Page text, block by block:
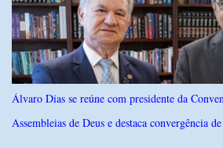
testemunhas, os suspeitos utilizavam
uniformes de empresa, o que pode ter
suspeitas antes da abordagem. Após a
fugiu levando a caminhonete em direção
na região na tentativa de localizar o
autores do assalto. Qualquer informação
localização da caminhonete ou na
Álvaro Dias se reúne com presidente da
Assembleias de Deus e destaca convergência